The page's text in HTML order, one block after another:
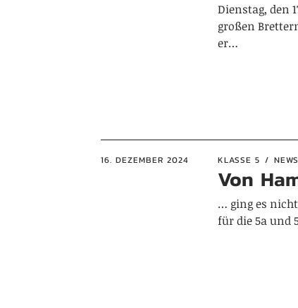
Dienstag, den
großen
er…
16. DEZEMBER 2024 KLASSE 5
Von
… ging es
für die 5a und